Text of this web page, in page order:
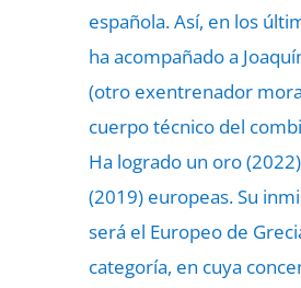
española. Así, en los
ha acompañado a
(otro exentrenador
cuerpo técnico del
Ha logrado un oro
(2019) europeas. Su
será el Europeo de
categoría, en cuya